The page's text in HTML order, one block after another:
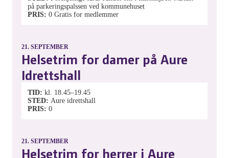
på parkeringspalssen ved kommunehuset
PRIS 0 Gratis for medlemmer
21. SEPTEMBER
Helsetrim for damer på Aure
Idrettshall
TID kl. 18.45–19.45
STED Aure idrettshall
PRIS 0
21. SEPTEMBER
Helsetrim for herrer i Aure